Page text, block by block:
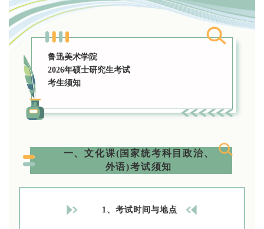
鲁迅美术学院
2026年硕士研究生考试
考生须知
一、文化课(国家统考科目政治、
外语)考试须知
1、考试时间与地点